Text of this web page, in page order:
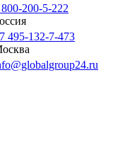
200-5-222
495-132-7-473